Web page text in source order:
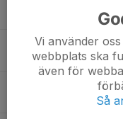
B-Hallen
19:15
20:30
Träning
B-Hallen
Vi använder
webbplats ska
även för
Så